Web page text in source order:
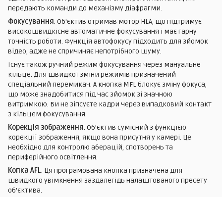
передають команди до механізму діафрагми.
Фокусування. Об'єктив отримав мотор HLA, що підтримує
високошвидкісне автоматичне фокусування і має гарну
точність роботи. Функція автофокусу підходить для зйомок
відео, адже не спричиняє непотрібного шуму.
Існує також ручний режим фокусування через мануальне
кільце. Для швидкої зміни режимів призначений
спеціальний перемикач. А кнопка MFL блокує зміну фокуса,
що може знадобитися під час зйомок зі значною
витримкою. Ви не зіпсуєте кадри через випадковий контакт
з кільцем фокусування.
Корекція зображення. Об'єктив сумісний з функцією
корекції зображення, якщо вона присутня у камері. Це
необхідно для контролю аберацій, спотворень та
периферійного освітлення.
Копка AFL. Ця програмована кнопка призначена для
швидкого увімкнення заздалегідь налаштованого пресету
об'єктива.